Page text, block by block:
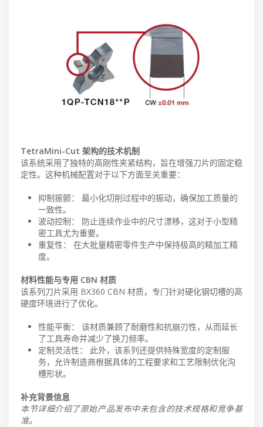
TetraMini-Cut 架构的技术机制
该系统采用了独特的高刚性夹紧结构，旨在增强刀片的固定稳
定性。这种机械配置对于以下方面至关重要：
抑制振颤： 最小化切削过程中的振动，确保加工质量的
一致性。
波动控制： 防止连续作业中的尺寸漂移，这对于小型精
密工具尤为重要。
重复性： 在大批量精密零件生产中保持极高的精加工精
度。
材料性能与专用 CBN 材质
该系列刀片采用 BX360 CBN 材质，专门针对硬化钢切槽的高
硬度环境进行了优化。
性能平衡： 该材质兼顾了耐磨性和抗崩刃性，从而延长
了工具寿命并减少了换刀频率。
定制灵活性： 此外，该系列还提供特殊宽度的定制服
务，允许制造商根据具体的工程要求和工艺限制优化沟
槽形状。
补充背景信息
本节详细介绍了原始产品发布中未包含的技术规格和竞争基
准。